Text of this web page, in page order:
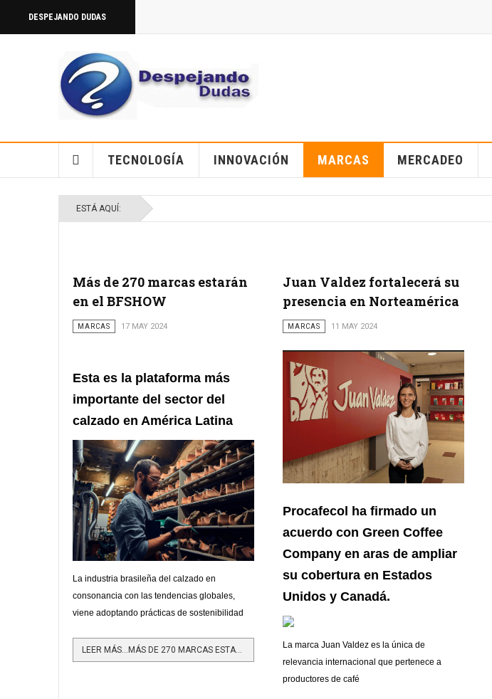
DESPEJANDO DUDAS
TECNOLOGÍA INNOVACIÓN MARCAS MERCADEO
ESTÁ AQUÍ:
Más de 270 marcas estarán
en el BFSHOW
MARCAS 17 MAY 2024
Esta es la plataforma más
importante del sector del
calzado en América Latina
La industria brasileña del calzado en
consonancia con las tendencias globales,
viene adoptando prácticas de sostenibilidad
LEER MÁS…MÁS DE 270 MARCAS ESTARÁN EN EL BFSHOW
Juan Valdez fortalecerá su
presencia en Norteamérica
MARCAS 11 MAY 2024
Procafecol ha firmado un
acuerdo con Green Coffee
Company en aras de ampliar
su cobertura en Estados
Unidos y Canadá.
La marca Juan Valdez es la única de
relevancia internacional que pertenece a
productores de café